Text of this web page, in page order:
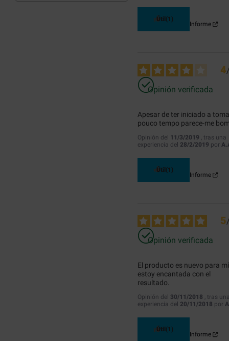
Útil(1)
Informe
4
Opinión verificada
Apesar de ter iniciado a
pouco tempo parece-me
Opinión del 11/3/2019 , tras una
experiencia del 28/2/2019 por
Útil(1)
Informe
5
Opinión verificada
El producto es nuevo para
estoy encantada con el
resultado.
Opinión del 30/11/2018 , tras
experiencia del 20/11/2018 por
Útil(1)
Informe